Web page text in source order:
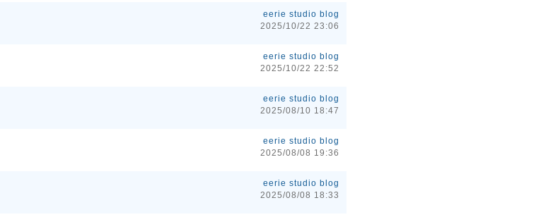
eerie studio blog
2025/10/22 23:06
eerie studio blog
2025/10/22 22:52
eerie studio blog
2025/08/10 18:47
eerie studio blog
2025/08/08 19:36
eerie studio blog
2025/08/08 18:33